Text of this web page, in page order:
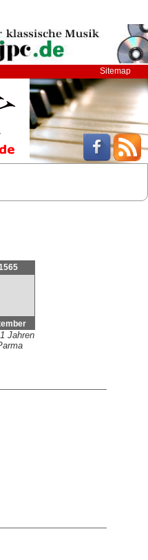
Sitemap
Jahren